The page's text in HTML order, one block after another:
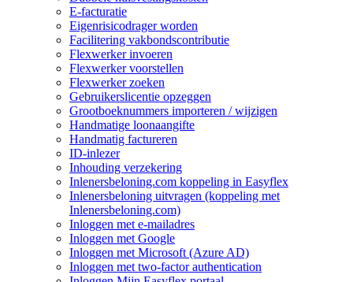
E-facturatie
Eigenrisicodrager worden
Facilitering vakbondscontributie
Flexwerker invoeren
Flexwerker voorstellen
Flexwerker zoeken
Gebruikerslicentie opzeggen
Grootboeknummers importeren / wijzigen
Handmatige loonaangifte
Handmatig factureren
ID-inlezer
Inhouding verzekering
Inlenersbeloning.com koppeling in Easyflex
Inlenersbeloning uitvragen (koppeling met
Inlenersbeloning.com)
Inloggen met e-mailadres
Inloggen met Google
Inloggen met Microsoft (Azure AD)
Inloggen met two-factor authentication